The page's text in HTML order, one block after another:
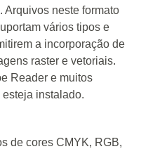
Arquivos neste formato
vários tipos e
a incorporação de
raster e vetoriais.
Reader e muitos
instalado.
de cores CMYK, RGB,